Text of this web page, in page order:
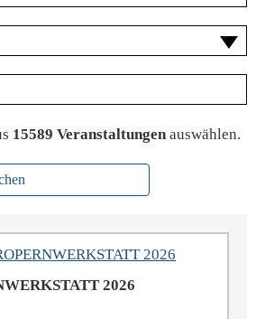
15589 Veranstaltungenauswählen.
2026